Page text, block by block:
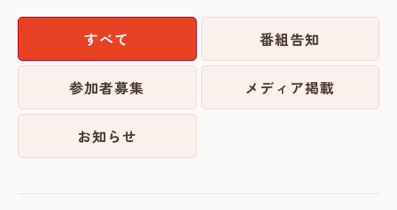
すべて 番組告知
参加者募集 メディア掲載
お知らせ